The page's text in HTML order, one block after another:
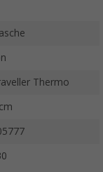
Thermo